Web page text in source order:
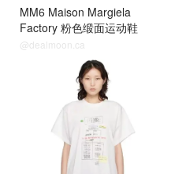
MM6 Maison Margiela
Factory 粉色缎面运动鞋
@dealmoon.ca